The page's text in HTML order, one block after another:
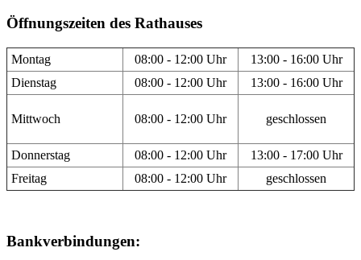
Öffnungszeiten des Rathauses
Montag 08:00 - 12:00 Uhr
13:00 - 16:00 Uhr
Dienstag
08:00 - 12:00 Uhr 13:00 - 16:00 Uhr
Mittwoch 08:00 - 12:00 Uhr geschlossen
Donnerstag 08:00 - 12:00 Uhr
13:00 - 17:00 Uhr
Freitag
08:00 - 12:00 Uhr geschlossen
Bankverbindungen: